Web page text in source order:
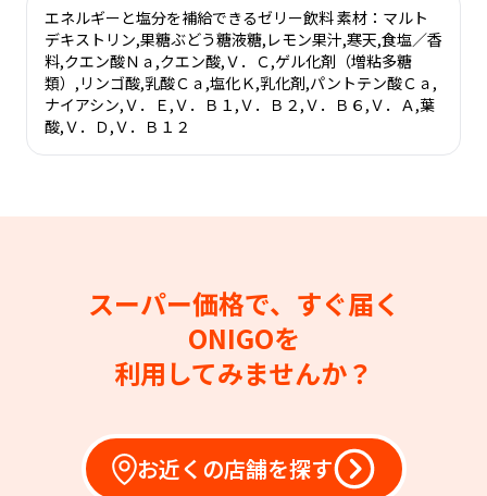
エネルギーと塩分を補給できるゼリー飲料 素材：マルト
デキストリン,果糖ぶどう糖液糖,レモン果汁,寒天,食塩／香
料,クエン酸Ｎａ,クエン酸,Ｖ．Ｃ,ゲル化剤（増粘多糖
類）,リンゴ酸,乳酸Ｃａ,塩化Ｋ,乳化剤,パントテン酸Ｃａ,
ナイアシン,Ｖ．Ｅ,Ｖ．Ｂ１,Ｖ．Ｂ２,Ｖ．Ｂ６,Ｖ．Ａ,葉
酸,Ｖ．Ｄ,Ｖ．Ｂ１２
スーパー価格で、すぐ届く
ONIGOを
利用してみませんか？
お近くの店舗を探す